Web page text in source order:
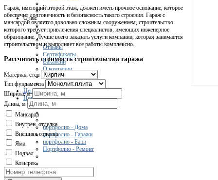
О нас
Отзывы
Сертификаты
Вакансии
О компании
Цены
Портфолио
портфолио - Дома
портфолио - Гаражи
портфолио - Бани
Портфолио - Ремонт
Контакты
Гараж, имеющий второй этаж, должен иметь прочное основание, которое
обеспечит долговечность и безопасность такого строения. Гараж с
мансардой является довольно сложным сооружением, строительство
которого требует привлечения специалистов, имеющих инженерное
образование. Лучше всего заказать услуги компании, которая занимается
строительством и выполняет все работы комплексно.
Рассчитать стоимость строительства гаража
Материал стен
Тип фундамента
Ширина, м
Длина, м
Мансарда
Внутрен. отделка
Внешняя отделка
Яма
Подвал
Козырек